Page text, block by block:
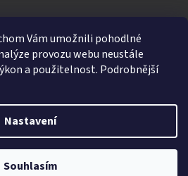
Vám umožnili pohodlné
provozu webu neustále
a použitelnost. Podrobnější
Nastavení
Souhlasím
Vytvořil Shoptet
. Všechna práva vyhrazena.